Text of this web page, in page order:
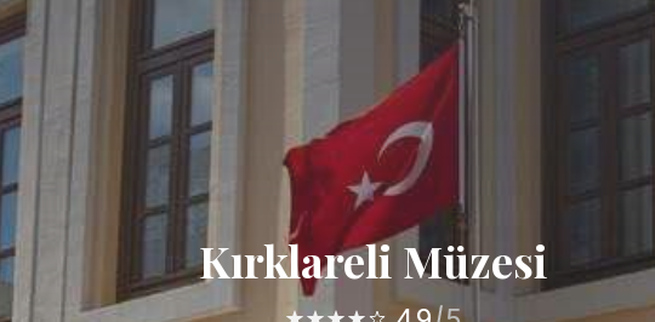
Kırklareli Müzesi